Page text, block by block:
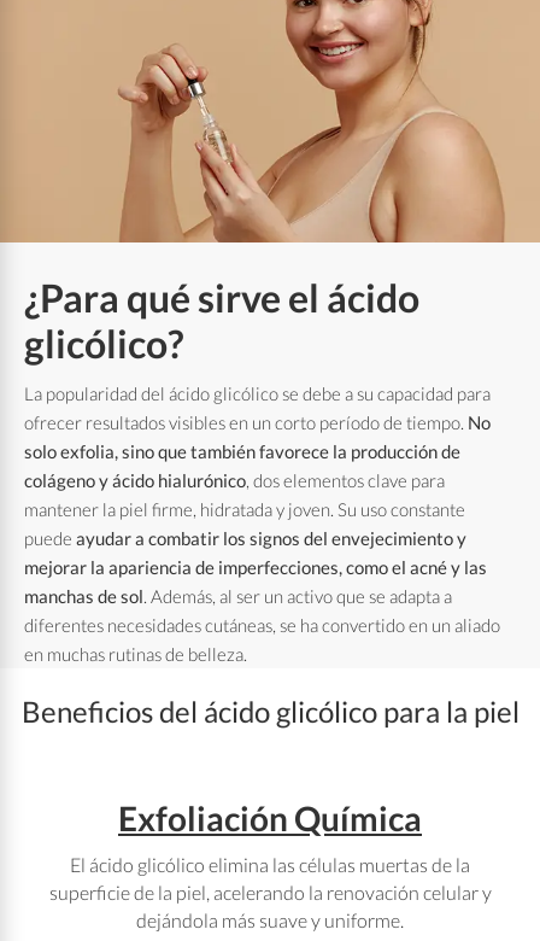
¿Para qué sirve el ácido
glicólico?
La popularidad del ácido glicólico se debe a su capacidad para
ofrecer resultados visibles en un corto período de tiempo. No
solo exfolia, sino que también favorece la producción de
colágeno y ácido hialurónico, dos elementos clave para
mantener la piel firme, hidratada y joven.Su uso constante
puede ayudar a combatir los signos del envejecimiento y
mejorar la apariencia de imperfecciones, como el acné y las
manchas de sol. Además, al ser un activo que se adapta a
diferentes necesidades cutáneas, se ha convertido en un aliado
en muchas rutinas de belleza.
Beneficios del ácido glicólico para la piel
Exfoliación Química
El ácido glicólico elimina las células muertas de la
superficie de la piel, acelerando la renovación celular y
dejándola más suave y uniforme.